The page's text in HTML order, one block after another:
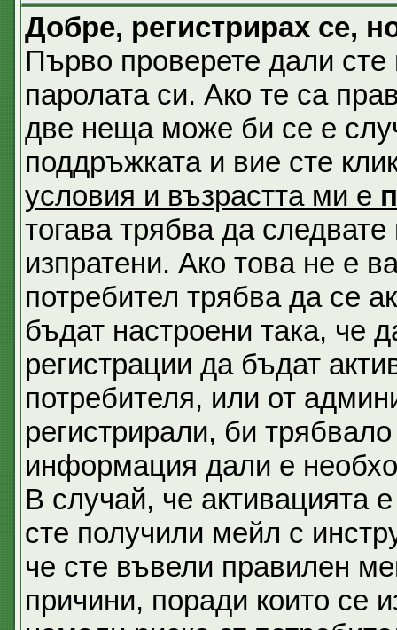
Добре, регистрирах се,
Първо проверете дали
паролата си. Ако те са
две неща може би се е
поддръжката и вие сте
условия и възрастта ми е
тогава трябва да
изпратени. Ако това не е
потребител трябва да се
бъдат настроени така, че
регистрации да бъдат
потребителя, или от
регистрирали, би
информация дали е
В случай, че активацията
сте получили мейл с
че сте въвели правилен
причини, поради които се